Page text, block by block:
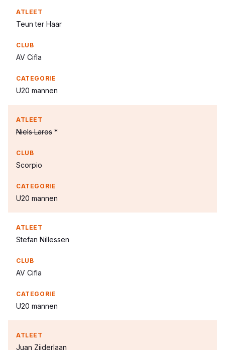
Teun ter Haar
AV Cifla
U20 mannen
Niels Laros *
Scorpio
U20 mannen
Stefan Nillessen
AV Cifla
U20 mannen
Juan Zijderlaan